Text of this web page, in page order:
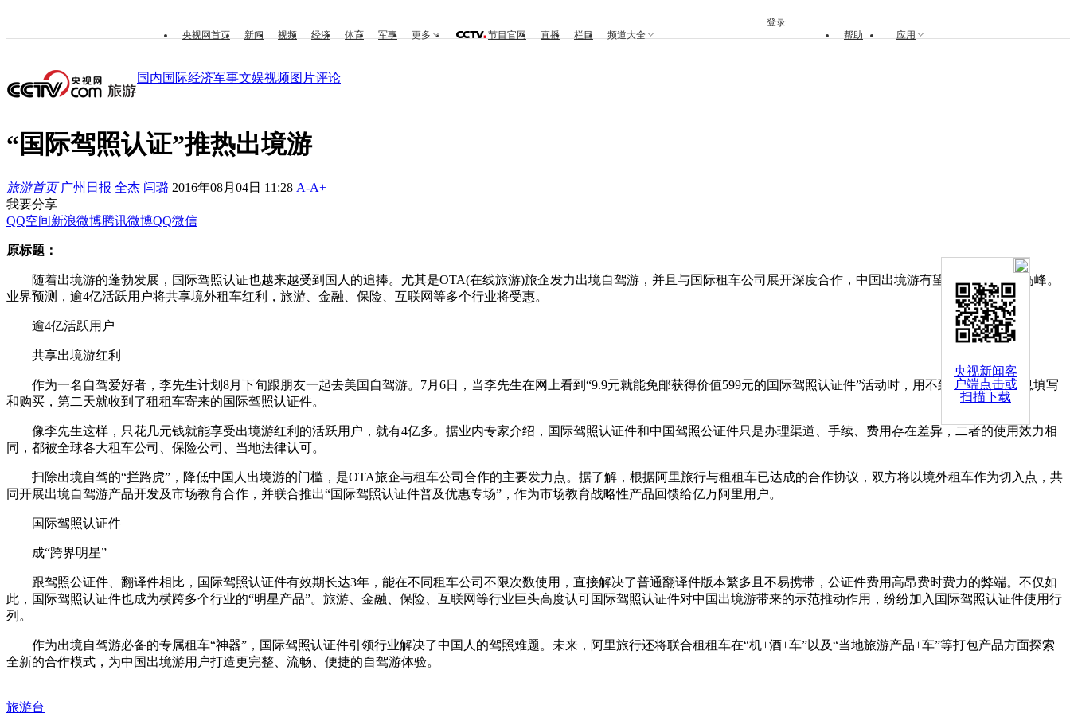
央视新闻客
户端点击或
扫描下载
央视网首页 新闻 视频 经济 体育 军事 更多 节目官网 直播 栏目 频道大全 帮助 应用
登录
国内国际经济军事文娱视频图片评论
“国际驾照认证”推热出境游
旅游首页 广州日报 全杰 闫璐 2016年08月04日 11:28 A-A+
我要分享
QQ空间新浪微博腾讯微博QQ微信
原标题：
随着出境游的蓬勃发展，国际驾照认证也越来越受到国人的追捧。尤其是OTA(在线旅游)旅企发力出境自驾游，并且与国际租车公司展开深度合作，中国出境游有望再次迎来发展高峰。
业界预测，逾4亿活跃用户将共享境外租车红利，旅游、金融、保险、互联网等多个行业将受惠。
逾4亿活跃用户
共享出境游红利
作为一名自驾爱好者，李先生计划8月下旬跟朋友一起去美国自驾游。7月6日，当李先生在网上看到“9.9元就能免邮获得价值599元的国际驾照认证件”活动时，用不到5分钟完成信息填写
和购买，第二天就收到了租租车寄来的国际驾照认证件。
像李先生这样，只花几元钱就能享受出境游红利的活跃用户，就有4亿多。据业内专家介绍，国际驾照认证件和中国驾照公证件只是办理渠道、手续、费用存在差异，二者的使用效力相
同，都被全球各大租车公司、保险公司、当地法律认可。
扫除出境自驾的“拦路虎”，降低中国人出境游的门槛，是OTA旅企与租车公司合作的主要发力点。据了解，根据阿里旅行与租租车已达成的合作协议，双方将以境外租车作为切入点，共
同开展出境自驾游产品开发及市场教育合作，并联合推出“国际驾照认证件普及优惠专场”，作为市场教育战略性产品回馈给亿万阿里用户。
国际驾照认证件
成“跨界明星”
跟驾照公证件、翻译件相比，国际驾照认证件有效期长达3年，能在不同租车公司不限次数使用，直接解决了普通翻译件版本繁多且不易携带，公证件费用高昂费时费力的弊端。不仅如
此，国际驾照认证件也成为横跨多个行业的“明星产品”。旅游、金融、保险、互联网等行业巨头高度认可国际驾照认证件对中国出境游带来的示范推动作用，纷纷加入国际驾照认证件使用行
列。
作为出境自驾游必备的专属租车“神器”，国际驾照认证件引领行业解决了中国人的驾照难题。未来，阿里旅行还将联合租租车在“机+酒+车”以及“当地旅游产品+车”等打包产品方面探索
全新的合作模式，为中国出境游用户打造更完整、流畅、便捷的自驾游体验。
旅游台